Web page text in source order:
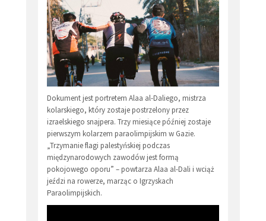
Dokument jest portretem Alaa al-Daliego, mistrza
kolarskiego, który zostaje postrzelony przez
izraelskiego snajpera. Trzy miesiące później zostaje
pierwszym kolarzem paraolimpijskim w Gazie.
„Trzymanie flagi palestyńskiej podczas
międzynarodowych zawodów jest formą
pokojowego oporu” – powtarza Alaa al-Dali i wciąż
jeździ na rowerze, marząc o Igrzyskach
Paraolimpijskich.